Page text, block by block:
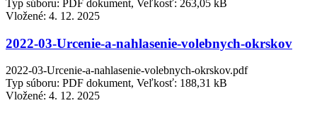
Typ súboru: PDF dokument, Veľkosť: 263,05 kB
Vložené: 4. 12. 2025
2022-03-Urcenie-a-nahlasenie-volebnych-okrskov
2022-03-Urcenie-a-nahlasenie-volebnych-okrskov.pdf
Typ súboru: PDF dokument, Veľkosť: 188,31 kB
Vložené: 4. 12. 2025